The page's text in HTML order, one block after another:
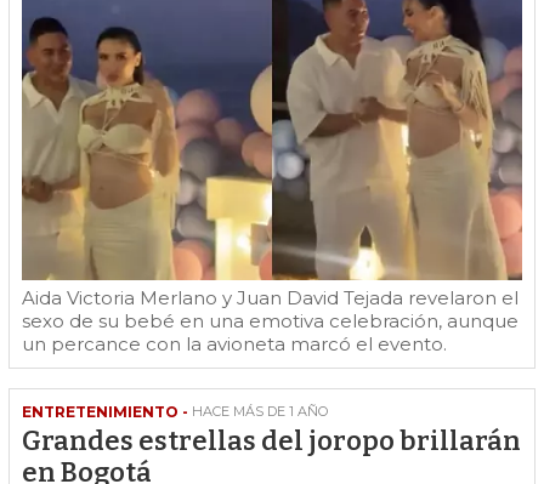
Aida Victoria Merlano y Juan David Tejada revelaron el
sexo de su bebé en una emotiva celebración, aunque
un percance con la avioneta marcó el evento.
ENTRETENIMIENTO - HACE MÁS DE 1 AÑO
Grandes estrellas del joropo brillarán
en Bogotá